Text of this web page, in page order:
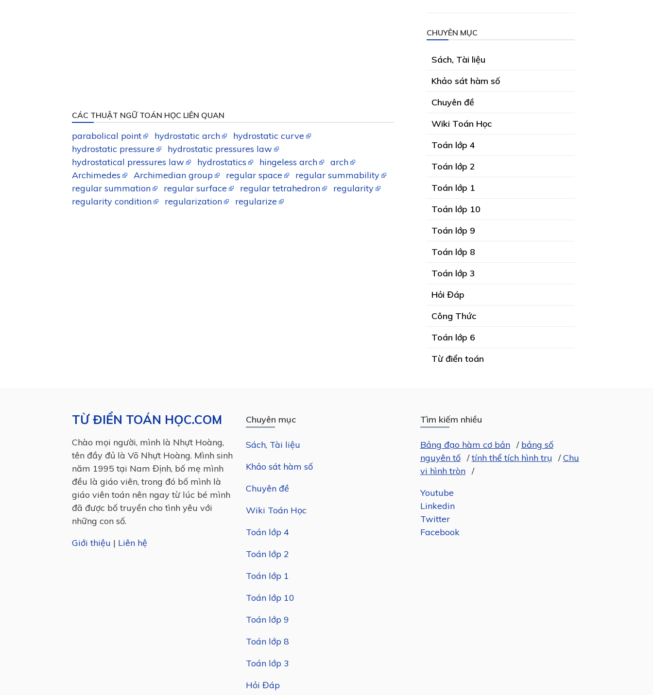
CÁC THUẬT NGỮ TOÁN HỌC LIÊN QUAN
parabolical point hydrostatic arch
hydrostatic curve
hydrostatic pressure
hydrostatic pressures law
hydrostatical pressures law
hydrostatics hingeless arch
arch
Archimedes
Archimedian group regular space
regular summability
regular summation
regular surface regular tetrahedron
regularity
regularity condition
regularization regularize
CHUYÊN MỤC
Sách, Tài liệu
Khảo sát hàm số
Chuyên đề
Wiki Toán Học
Toán lớp 4
Toán lớp 2
Toán lớp 1
Toán lớp 10
Toán lớp 9
Toán lớp 8
Toán lớp 3
Hỏi Đáp
Công Thức
Toán lớp 6
Từ điển toán
TỪ ĐIỂN TOÁN HỌC.COM
Chào mọi người, mình là Nhựt Hoàng,
tên đầy đủ là Võ Nhựt Hoàng. Mình sinh
năm 1995 tại Nam Định, bố mẹ mình
đều là giáo viên, trong đó bố mình là
giáo viên toán nên ngay từ lúc bé mình
đã được bố truyền cho tình yêu với
những con số.
Giới thiệu | Liên hệ
Chuyên mục
Sách, Tài liệu
Khảo sát hàm số
Chuyên đề
Wiki Toán Học
Toán lớp 4
Toán lớp 2
Toán lớp 1
Toán lớp 10
Toán lớp 9
Toán lớp 8
Toán lớp 3
Hỏi Đáp
Tìm kiếm nhiều
Bảng đạo hàm cơ bản / bảng số
nguyên tố /tính thể tích hình trụ /Chu
vi hình tròn /
Youtube
Linkedin
Twitter
Facebook